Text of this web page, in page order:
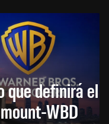
que definirá el
WBD